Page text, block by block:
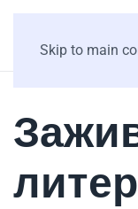
Skip to main